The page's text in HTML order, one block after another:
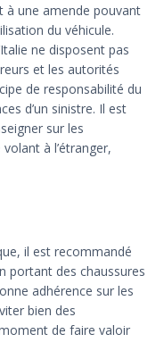
à une amende pouvant
du véhicule.
ne disposent pas
et les autorités
de responsabilité du
d’un sinistre. Il est
sur les
à l’étranger,
il est recommandé
portant des chaussures
adhérence sur les
bien des
de faire valoir